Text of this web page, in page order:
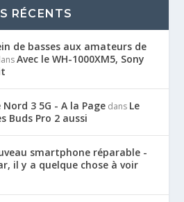
RÉCENTS
de basses aux amateurs de
Avec le WH-1000XM5, Sony
3 5G - A la Page dans Le
Buds Pro 2 aussi
smartphone réparable -
il y a quelque chose à voir